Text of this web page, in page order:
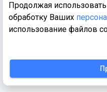
Продолжая
обработку Ваших
использование файлов